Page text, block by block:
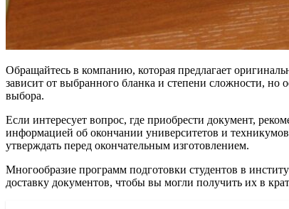
Обращайтесь в компанию, которая предлагает
зависит от выбранного бланка и степени сложности,
выбора.
Если интересует вопрос, где приобрести документ,
информацией об окончании университетов и
утверждать перед окончательным изготовлением.
Многообразие программ подготовки студентов в
доставку документов, чтобы вы могли получить их в